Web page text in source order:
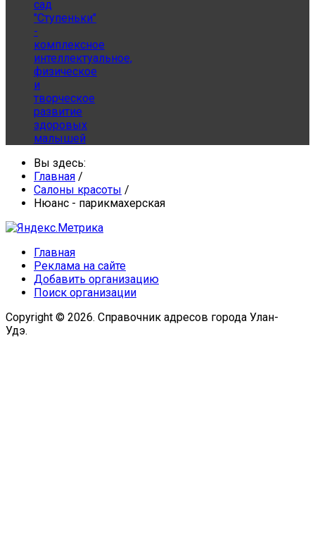
сад
"Ступеньки"
-
комплексное
интеллектуальное,
физическое
и
творческое
развитие
здоровых
малышей
Вы здесь:
Главная /
Салоны красоты /
Нюанс - парикмахерская
Главная
Реклама на сайте
Добавить организацию
Поиск организации
Copyright © 2026. Справочник адресов города Улан-
Удэ.